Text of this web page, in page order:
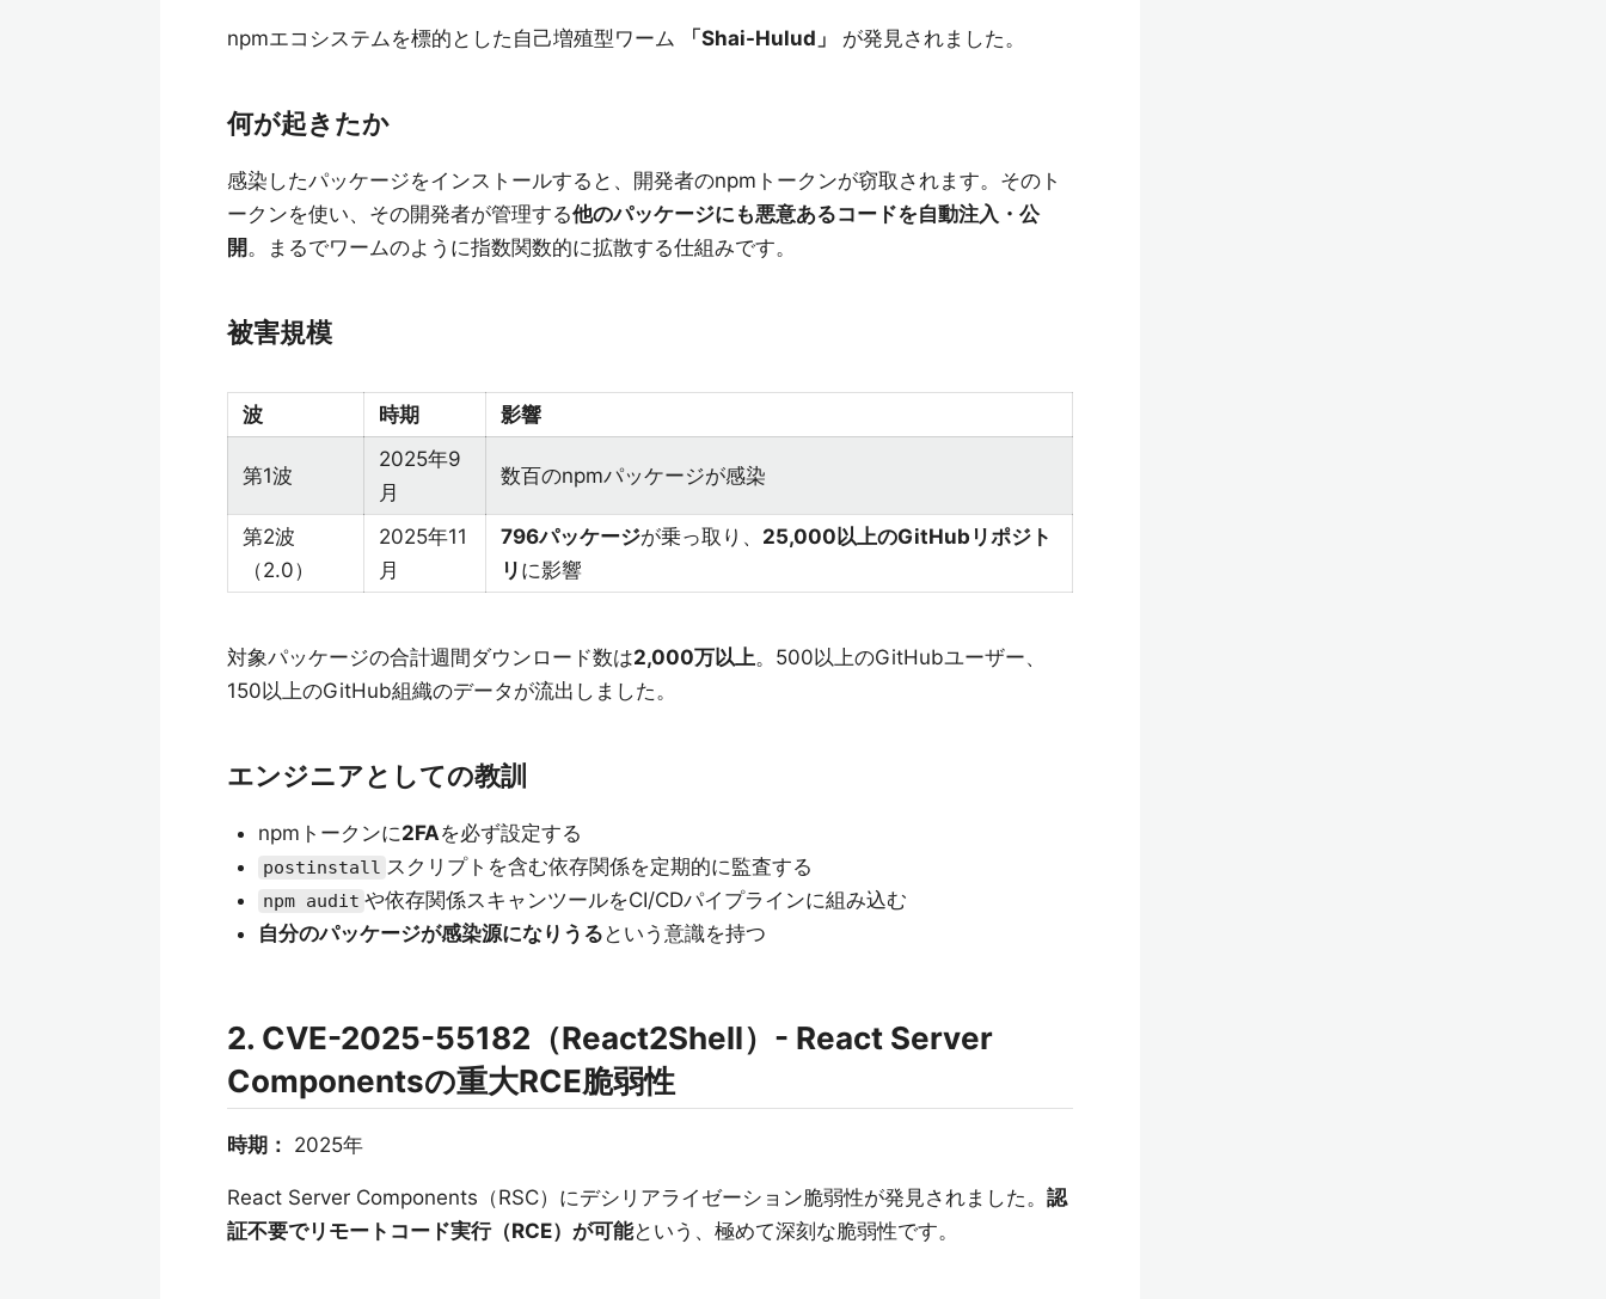
npmエコシステムを標的とした自己増殖型ワーム 「Shai-Hulud」 が発見されました。
何が起きたか
感染したパッケージをインストールすると、開発者のnpmトークンが窃取されます。そのト
ークンを使い、その開発者が管理する他のパッケージにも悪意あるコードを自動注入・公
開。まるでワームのように指数関数的に拡散する仕組みです。
被害規模
波 時期 影響
第1波
2025年9
月
数百のnpmパッケージが感染
第2波
（2.0）
2025年11
月
796パッケージが乗っ取り、 25,000以上のGitHubリポジト
リ に影響
対象パッケージの合計週間ダウンロード数は2,000万以上。500以上のGitHubユーザー、
150以上のGitHub組織のデータが流出しました。
エンジニアとしての教訓
npmトークンに2FAを必ず設定する
postinstall スクリプトを含む依存関係を定期的に監査する
npm audit や依存関係スキャンツールをCI/CDパイプラインに組み込む
自分のパッケージが感染源になりうる という意識を持つ
2. CVE-2025-55182（React2Shell）- React Server
Componentsの重大RCE脆弱性
時期： 2025年
React Server Components（RSC）にデシリアライゼーション脆弱性が発見されました。 認
証不要でリモートコード実行（RCE）が可能という、極めて深刻な脆弱性です。